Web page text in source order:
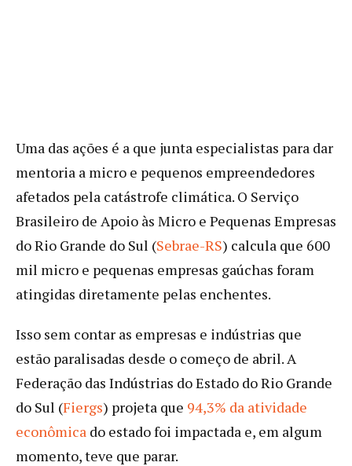
Uma das ações é a que junta especialistas para dar
mentoria a micro e pequenos empreendedores
afetados pela catástrofe climática. O Serviço
Brasileiro de Apoio às Micro e Pequenas Empresas
do Rio Grande do Sul (Sebrae-RS) calcula que 600
mil micro e pequenas empresas gaúchas foram
atingidas diretamente pelas enchentes.
Isso sem contar as empresas e indústrias que
estão paralisadas desde o começo de abril. A
Federação das Indústrias do Estado do Rio Grande
do Sul (Fiergs) projeta que 94,3% da atividade
econômica do estado foi impactada e, em algum
momento, teve que parar.